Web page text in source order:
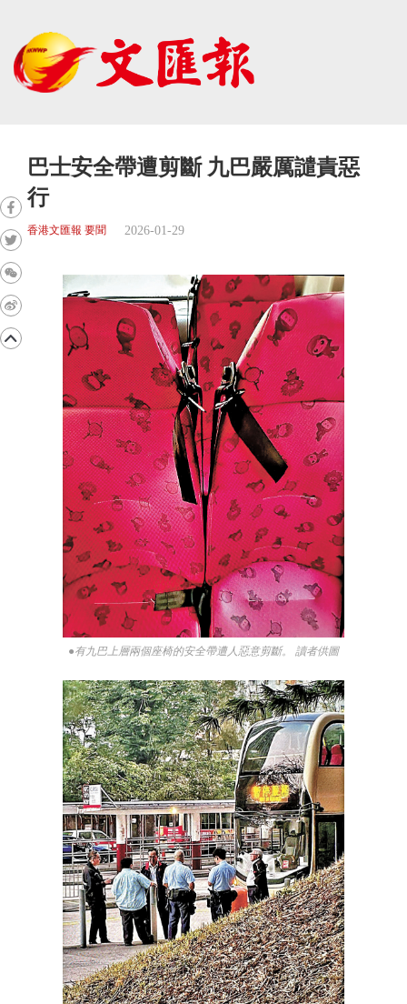
巴士安全帶遭剪斷 九巴嚴厲譴責惡
行
香港文匯報 要聞 2026-01-29
●有九巴上層兩個座椅的安全帶遭人惡意剪斷。 讀者供圖